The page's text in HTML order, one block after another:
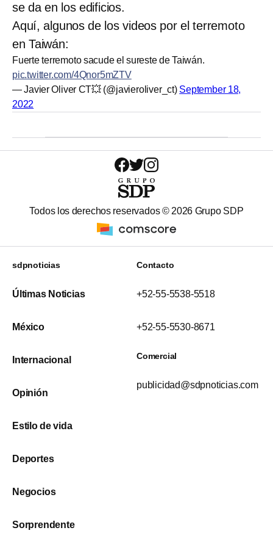
se da en los edificios.
Aquí, algunos de los videos por el terremoto
en Taiwán:
Fuerte terremoto sacude el sureste de Taiwán.
pic.twitter.com/4Qnor5mZTV
— Javier Oliver CT💥 (@javieroliver_ct) September 18,
2022
Todos los derechos reservados © 2026 Grupo SDP
sdpnoticias
Últimas Noticias
México
Internacional
Opinión
Estilo de vida
Deportes
Negocios
Sorprendente
Contacto
+52-55-5538-5518
+52-55-5530-8671
Comercial
publicidad@sdpnoticias.com